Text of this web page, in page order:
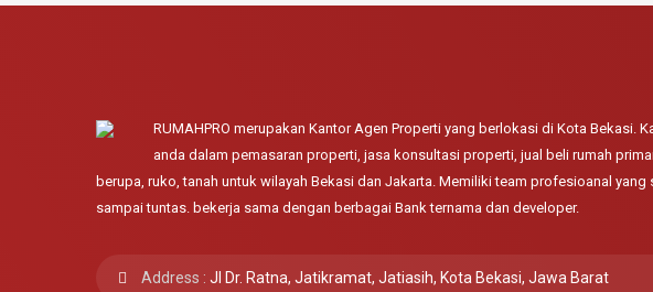
RUMAHPRO merupakan Kantor Agen Properti yang berlokasi di Kota Bekasi.
anda dalam pemasaran properti, jasa konsultasi properti, jual beli rumah
berupa, ruko, tanah untuk wilayah Bekasi dan Jakarta. Memiliki team profesioanal yang
sampai tuntas. bekerja sama dengan berbagai Bank ternama dan developer.
Address : Jl Dr. Ratna, Jatikramat, Jatiasih, Kota Bekasi, Jawa Barat